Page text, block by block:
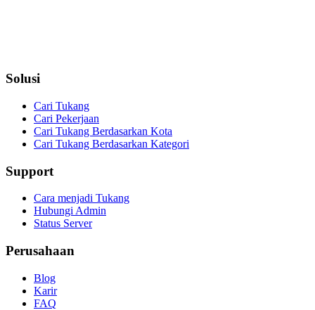
Solusi
Cari Tukang
Cari Pekerjaan
Cari Tukang Berdasarkan Kota
Cari Tukang Berdasarkan Kategori
Support
Cara menjadi Tukang
Hubungi Admin
Status Server
Perusahaan
Blog
Karir
FAQ